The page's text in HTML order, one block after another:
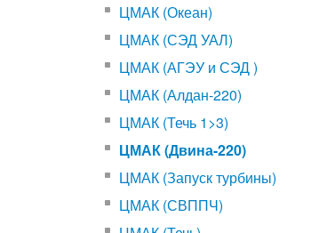
ЦМАК (Океан)
ЦМАК (СЭД УАЛ)
ЦМАК (АГЭУ и СЭД )
ЦМАК (Алдан-220)
ЦМАК (Течь 1>3)
ЦМАК (Двина-220)
ЦМАК (Запуск турбины)
ЦМАК (СВППЧ)